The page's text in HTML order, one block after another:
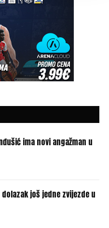
ima novi angažman u
dolazak još jedne zvijezde u